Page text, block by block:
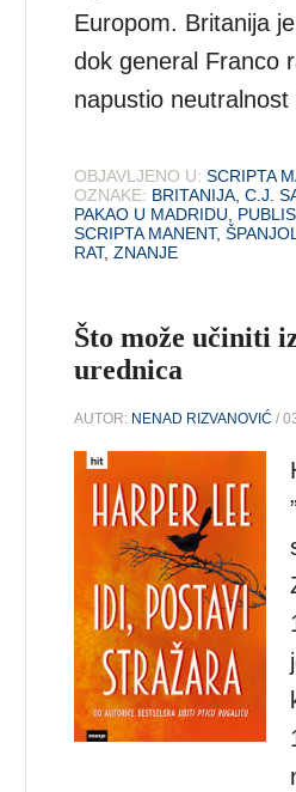
Europom. Britanija
dok general Franco
napustio
OBJAVLJENO U: SCRIPTA
OZNAKE: BRITANIJA,C.J.
PAKAO U MADRIDU,
SCRIPTA MANENT,
RAT,ZNANJE
Što može učiniti
urednica
AUTOR: NENAD RIZVANOVIĆ /